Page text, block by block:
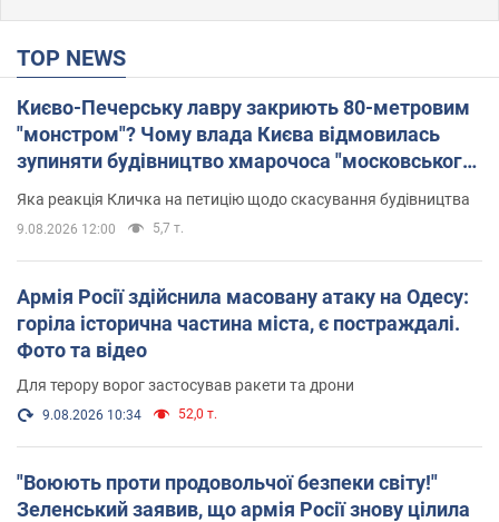
TOP NEWS
Києво-Печерську лавру закриють 80-метровим
"монстром"? Чому влада Києва відмовилась
зупиняти будівництво хмарочоса "московського
вірянина"
Яка реакція Кличка на петицію щодо скасування будівництва
9.08.2026 12:00 5,7 т.
Армія Росії здійснила масовану атаку на Одесу:
горіла історична частина міста, є постраждалі.
Фото та відео
Для терору ворог застосував ракети та дрони
9.08.2026 10:34 52,0 т.
"Воюють проти продовольчої безпеки світу!"
Зеленський заявив, що армія Росії знову цілила